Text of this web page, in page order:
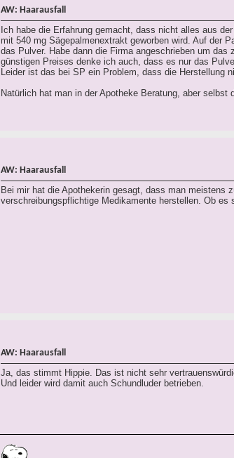
AW: Haarausfall
Ich habe die Erfahrung gemacht, dass nicht alles aus
mit 540 mg Sägepalmenextrakt geworben wird. Auf der
das Pulver. Habe dann die Firma angeschrieben um
günstigen Preises denke ich auch, dass es nur das
Leider ist das bei SP ein Problem, dass die Herstellung
Natürlich hat man in der Apotheke Beratung, aber
AW: Haarausfall
Bei mir hat die Apothekerin gesagt, dass man meistens
verschreibungspflichtige Medikamente herstellen. Ob
AW: Haarausfall
Ja, das stimmt Hippie. Das ist nicht sehr
Und leider wird damit auch Schundluder betrieben.